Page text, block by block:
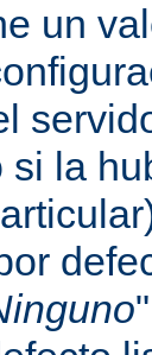
un
si la